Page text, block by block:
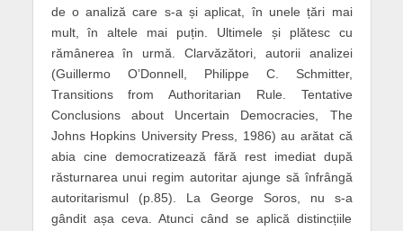
de o analiză care s-a și aplicat, în unele țări mai
mult, în altele mai puțin. Ultimele și plătesc cu
rămânerea în urmă. Clarvăzători, autorii analizei
(Guillermo O’Donnell, Philippe C. Schmitter,
Transitions from Authoritarian Rule. Tentative
Conclusions about Uncertain Democracies, The
Johns Hopkins University Press, 1986) au arătat că
abia cine democratizează fără rest imediat după
răsturnarea unui regim autoritar ajunge să înfrângă
autoritarismul (p.85). La George Soros, nu s-a
gândit așa ceva. Atunci când se aplică distincțiile